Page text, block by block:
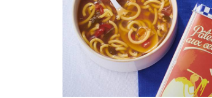
PRÉPARATION
10 Min